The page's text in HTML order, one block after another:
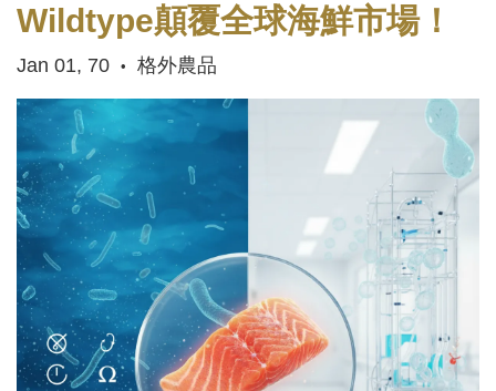
Wildtype顛覆全球海鮮市場！
Jan 01, 70 • 格外農品